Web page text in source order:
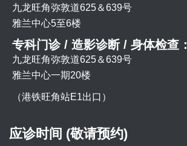
九龙旺角弥敦道625＆639号
雅兰中心5至6楼
专科门诊 / 造影诊断 / 身体检查：
九龙旺角弥敦道625＆639号
雅兰中心一期20楼
（港铁旺角站E1出口）
应诊时间 (敬请预约)